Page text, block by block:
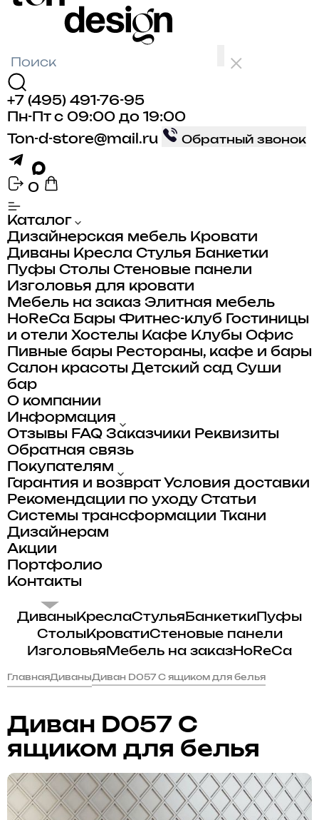
+7 (495) 491-76-95
Пн-Пт с 09:00 до 19:00
Ton-d-store@mail.ru
Обратный звонок
0
Каталог
Дизайнерская мебель Кровати
Диваны Кресла Стулья Банкетки
Пуфы Столы Стеновые панели
Изголовья для кровати
Мебель на заказ Элитная мебель
HoReCa Бары Фитнес-клуб
Гостиницы
и отели Хостелы Кафе Клубы Офис
Пивные бары Рестораны, кафе и бары
Салон красоты Детский сад Суши
бар
О компании
Информация
Отзывы FAQ Заказчики Реквизиты
Обратная связь
Покупателям
Гарантия и возврат Условия доставки
Рекомендации по уходу Статьи
Системы трансформации
Ткани
Дизайнерам
Акции
Портфолио
Контакты
ДиваныКреслаСтульяБанкеткиПуфы
СтолыКроватиСтеновые панели
Изголовья Мебель на заказHoReCa
ГлавнаяДиваныДиван D057 С ящиком для белья
Диван D057 С
ящиком для белья